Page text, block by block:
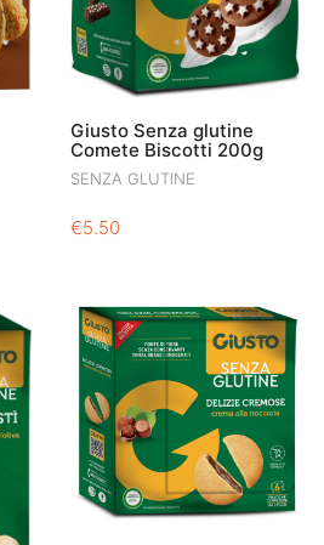
Giusto Senza glutine
Comete Biscotti 200g
SENZA GLUTINE
€5.50